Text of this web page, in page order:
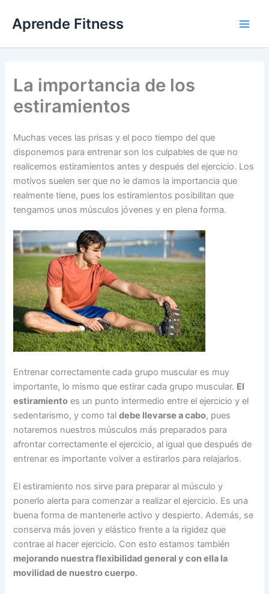
contenido
Aprende Fitness
La importancia de los
estiramientos
Muchas veces las prisas y el poco tiempo del que
disponemos para entrenar son los culpables de que no
realicemos estiramientos antes y después del ejercicio. Los
motivos suelen ser que no le damos la importancia que
realmente tiene, pues los estiramientos posibilitan que
tengamos unos músculos jóvenes y en plena forma.
Entrenar correctamente cada grupo muscular es muy
importante, lo mismo que estirar cada grupo muscular. El
estiramiento es un punto intermedio entre el ejercicio y el
sedentarismo, y como taldebe llevarse a cabo, pues
notaremos nuestros músculos más preparados para
afrontar correctamente el ejercicio, al igual que después de
entrenar es importante volver a estirarlos para relajarlos.
El estiramiento nos sirve para preparar al músculo y
ponerlo alerta para comenzar a realizar el ejercicio. Es una
buena forma de mantenerle activo y despierto. Además, se
conserva más joven y elástico frente a la rigidez que
contrae al hacer ejercicio. Con esto estamos también
mejorando nuestra flexibilidad general y con ella la
movilidad de nuestro cuerpo.